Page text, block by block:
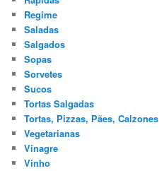
Regime
Saladas
Salgados
Sopas
Sorvetes
Sucos
Tortas Salgadas
Tortas, Pizzas, Pães, Calzones
Vegetarianas
Vinagre
Vinho